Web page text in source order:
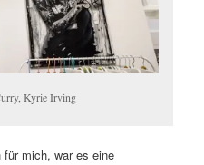
Kyrie Irving
mich, war es eine